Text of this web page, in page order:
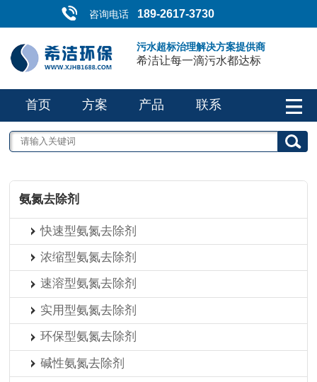
咨询电话 189-2617-3730
污水超标治理解决方案提供商
希洁让每一滴污水都达标
首页 方案 产品 联系
氨氮去除剂
快速型氨氮去除剂
浓缩型氨氮去除剂
速溶型氨氮去除剂
实用型氨氮去除剂
环保型氨氮去除剂
碱性氨氮去除剂